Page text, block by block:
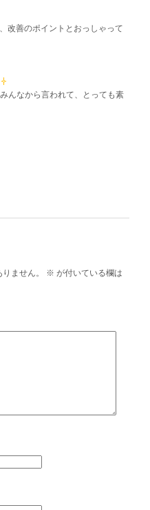
改善のポイントとおっしゃって
んなから言われて、とっても素
ません。 ※ が付いている欄は